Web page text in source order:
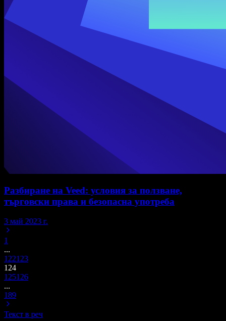
Разбиране на Veed: условия за ползване,
търговски права и безопасна употреба
3 май 2023 г.
1
...
122123
124
125126
...
189
Текст в реч